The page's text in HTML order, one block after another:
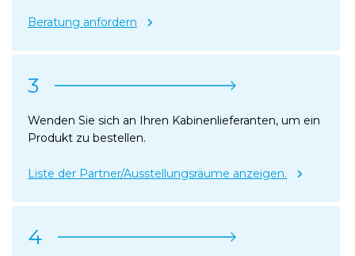
Beratung anfordern
3
Wenden Sie sich an Ihren Kabinenlieferanten, um ein
Produkt zu bestellen.
Liste der Partner/Ausstellungsräume anzeigen.
4